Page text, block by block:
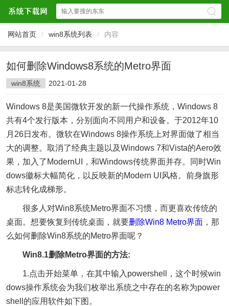
网站首页 / win8系统列表 / 内容
如何删除Windows8系统的Metro界面
win8系统 2021-01-28
Windows 8是美国微软开发的新一代操作系统，Windows 8
共有4个发行版本，分别面向不同用户和设备。于2012年10
月26日发布。微软在Windows 8操作系统上对界面做了相当
大的调整。取消了经典主题以及Windows 7和Vista的Aero效
果，加入了ModernUI，和Windows传统界面并存。同时Win
dows徽标大幅简化，以反映新的Modern UI风格。前身旗形
标志转化成梯形。
很多人对Win8系统Metro界面不习惯，而更喜欢传统的
桌面。想要恢复到传统桌面，就要删除Win8 Metro界面 ，那
么如何删除Win8系统的Metro界面呢？
Win8.1删除Metro界面的方法:
1.点击开始菜单，在其中输入powershell，这个时候win
dows操作系统会为我们枚举出系统之中存在的名称为power
shell的应用软件如下图。